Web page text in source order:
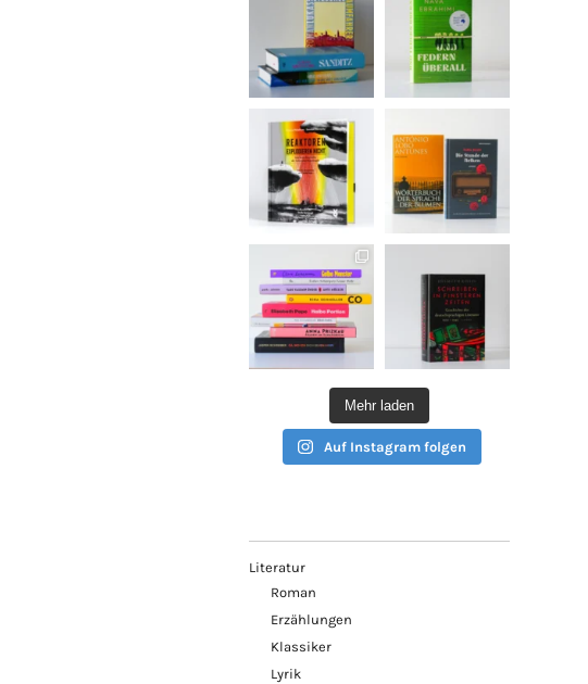
Mehr laden
Auf Instagram folgen
Literatur
Roman
Erzählungen
Klassiker
Lyrik